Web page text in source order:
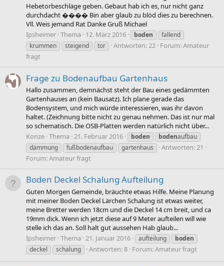
Hebetorbeschläge geben. Gebaut hab ich es, nur nicht ganz
durchdacht ���� Bin aber glaub zu blöd dies zu berechnen.
Vll. Weis jemand Rat Danke Gruß Michael
Ipsheimer Thema 12. März 2016 boden
fallend
krummen
steigend tor Antworten: 22 Forum:Amateur
fragt
Frage zu Bodenaufbau Gartenhaus
Hallo zusammen, demnächst steht der Bau eines gedämmten
Gartenhauses an (kein Bausatz). Ich plane gerade das
Bodensystem, und mich würde interessieren, was ihr davon
haltet. (Zeichnung bitte nicht zu genau nehmen. Das ist nur mal
so schematisch. Die OSB-Platten werden natürlich nicht über...
Konze Thema 21. Februar 2016 boden bodenaufbau
dämmung
fußbodenaufbau gartenhaus
Antworten: 21
Forum:Amateur fragt
Boden Deckel Schalung Aufteilung
Guten Morgen Gemeinde, bräuchte etwas Hilfe. Meine Planung
mit meiner Boden Deckel Lärchen Schalung ist etwas weiter,
meine Bretter werden 18cm und die Deckel 14 cm breit, und ca
19mm dick. Wenn ich jetzt diese auf 9 Meter aufteilen will wie
stelle ich das an. Soll halt gut aussehen Hab glaub...
Ipsheimer Thema 21. Januar 2016 aufteilung
boden
deckel
schalung Antworten: 8 Forum:Amateur fragt